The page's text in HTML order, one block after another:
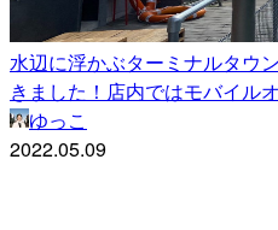
水辺に浮かぶターミナルタウ
きました！店内ではモバイル
ゆっこ
2022.05.09